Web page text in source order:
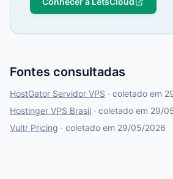
Fontes consultadas
HostGator Servidor VPS · coletado em
Hostinger VPS Brasil · coletado em 29/
Vultr Pricing · coletado em 29/05/2026